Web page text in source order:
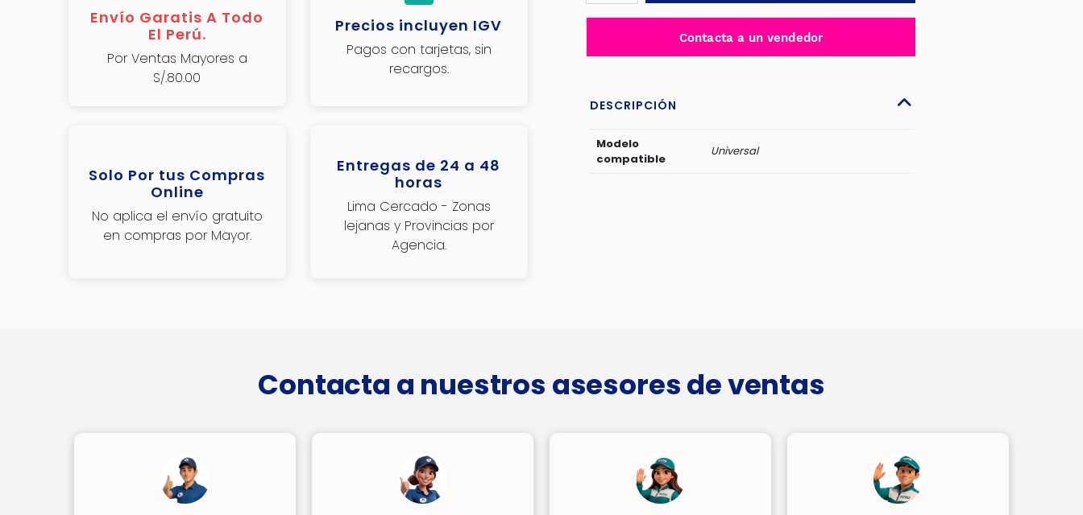
Envío Garatis A Todo
El Perú.
Por Ventas Mayores a
S/.80.00
Precios incluyen IGV
Pagos con tarjetas, sin
recargos.
Solo Por tus Compras
Online
No aplica el envío gratuito
en compras por Mayor.
Entregas de 24 a 48
horas
Lima Cercado - Zonas
lejanas y Provincias por
Agencia.
SEGURIDAD
P/COMPRESORA
cantidad
Contacta a un vendedor
DESCRIPCIÓN
Modelo
compatible
Universal
Contacta a nuestros asesores de ventas